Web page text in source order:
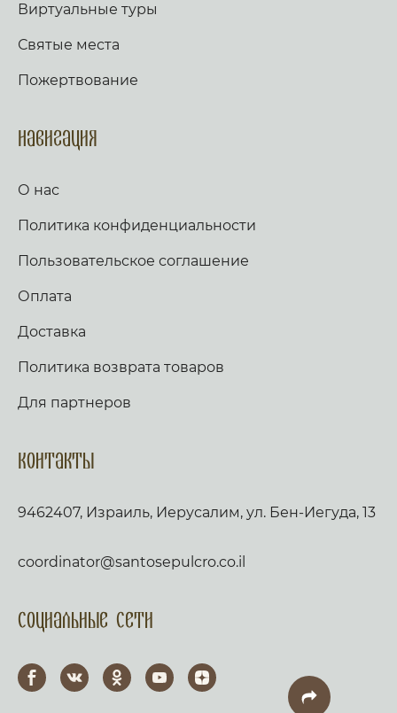
Виртуальные туры
Святые места
Пожертвование
Навигация
О нас
Политика конфиденциальности
Пользовательское соглашение
Оплата
Доставка
Политика возврата товаров
Для партнеров
Контакты
9462407, Израиль, Иерусалим, ул. Бен-Иегуда, 13
coordinator@santosepulcro.co.il
Социальные сети